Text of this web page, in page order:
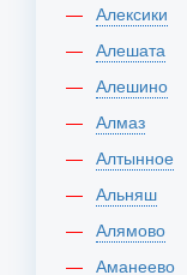
Алексики
Алешата
Алешино
Алмаз
Алтынное
Альняш
Алямово
Аманеево